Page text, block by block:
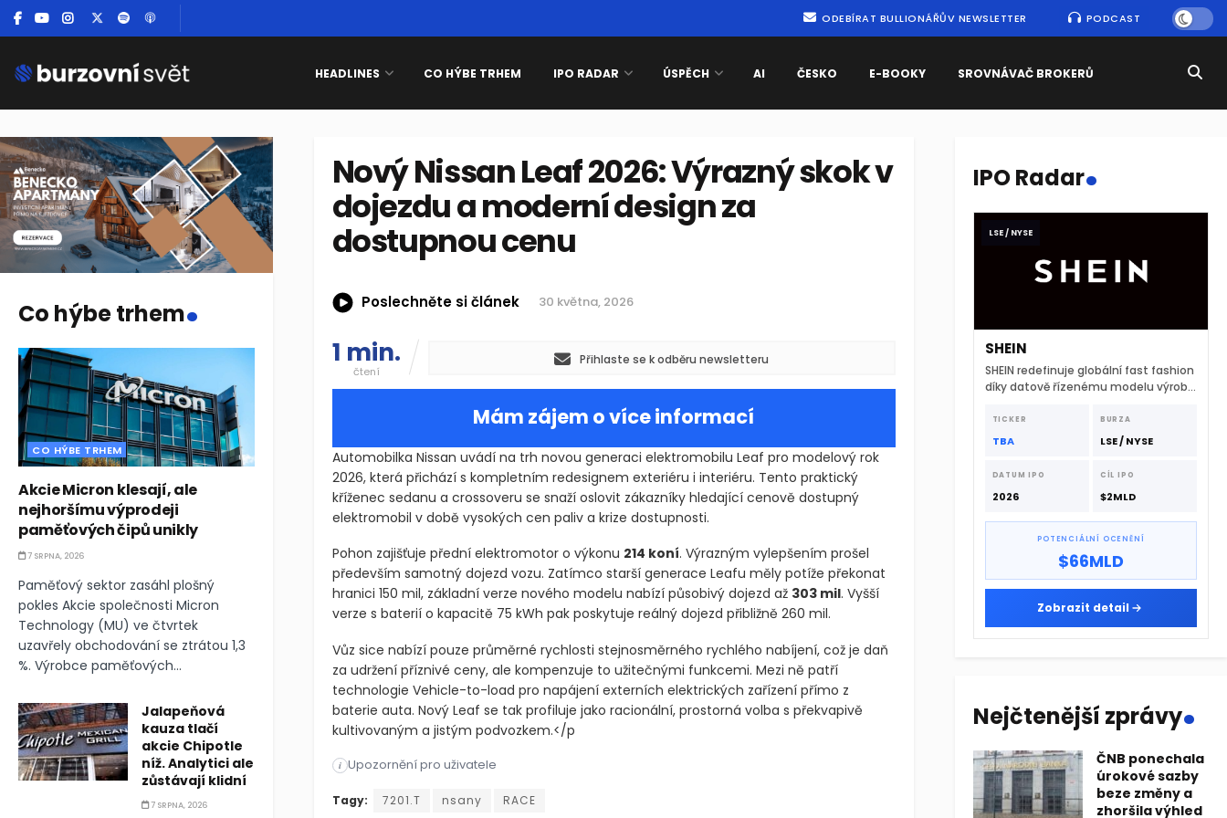
ODEBÍRAT BULLIONÁŘŮV NEWSLETTER PODCAST
HEADLINES CO HÝBE TRHEM IPO RADAR ÚSPĚCH AI ČESKO E-BOOKY SROVNÁVAČ BROKERŮ
Nový Nissan Leaf 2026: Výrazný skok v
dojezdu a moderní design za
dostupnou cenu
Poslechněte si článek 30 května, 2026
1 min.
čtení
Přihlaste se k odběru newsletteru
Mám zájem o více informací
Automobilka Nissan uvádí na trh novou generaci elektromobilu Leaf pro modelový rok
2026, která přichází s kompletním redesignem exteriéru i interiéru. Tento praktický
kříženec sedanu a crossoveru se snaží oslovit zákazníky hledající cenově dostupný
elektromobil v době vysokých cen paliv a krize dostupnosti.
Pohon zajišťuje přední elektromotor o výkonu 214 koní. Výrazným vylepšením prošel
především samotný dojezd vozu. Zatímco starší generace Leafu měly potíže překonat
hranici 150 mil, základní verze nového modelu nabízí působivý dojezd až 303 mil. Vyšší
verze s baterií o kapacitě 75 kWh pak poskytuje reálný dojezd přibližně 260 mil.
Vůz sice nabízí pouze průměrné rychlosti stejnosměrného rychlého nabíjení, což je daň
za udržení příznivé ceny, ale kompenzuje to užitečnými funkcemi. Mezi ně patří
technologie Vehicle-to-load pro napájení externích elektrických zařízení přímo z
baterie auta. Nový Leaf se tak profiluje jako racionální, prostorná volba s překvapivě
kultivovaným a jistým podvozkem.</p
Automobilka Nissan uvádí na trh novou generaci elektromobilu Leaf pro modelový rok 2026, která přichází s kompletním redesignem
i Upozornění pro uživatele
Automobilka Nissan uvádí na trh novou generaci elektromobilu Leaf pro modelový rok 2026, která přichází s kompletním redesignem
Tagy: 7201.T nsany RACE
Co hýbe trhem.
CO HÝBE TRHEM
Akcie Micron klesají, ale
nejhoršímu výprodeji
paměťových čipů unikly
7 SRPNA, 2026
Paměťový sektor zasáhl plošný
pokles Akcie společnosti Micron
Technology (MU) ve čtvrtek
uzavřely obchodování se ztrátou 1,3
%. Výrobce paměťových...
Jalapeňová
kauza tlačí
akcie Chipotle
níž. Analytici ale
zůstávají klidní
7 SRPNA, 2026
IPO Radar.
LSE / NYSE
SHEIN
SHEIN redefinuje globální fast fashion
díky datově řízenému modelu výroby
dodavatelskému řetězci.
TICKER
TBA
BURZA
LSE / NYSE
DATUM IPO
2026
CÍL IPO
$2MLD
POTENCIÁLNÍ OCENĚNÍ
$66MLD
Zobrazit detail
Nejčtenější zprávy.
ČNB ponechala
úrokové sazby
beze změny a
zhoršila výhled